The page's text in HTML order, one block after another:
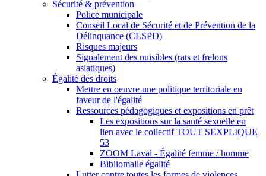
Sécurité & prévention
Police municipale
Conseil Local de Sécurité et de Prévention de la
Délinquance (CLSPD)
Risques majeurs
Signalement des nuisibles (rats et frelons
asiatiques)
Égalité des droits
Mettre en oeuvre une politique territoriale en
faveur de l'égalité
Ressources pédagogiques et expositions en prêt
Les expositions sur la santé sexuelle en
lien avec le collectif TOUT SEXPLIQUE
53
ZOOM Laval - Égalité femme / homme
Bibliomalle égalité